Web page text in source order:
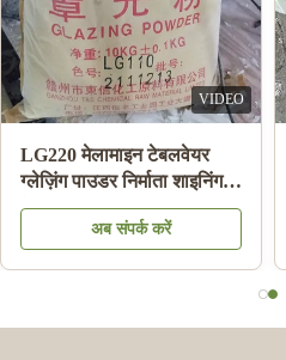
VIDEO
LG220 मेलामाइन टेबलवेयर
ग्लेज़िंग पाउडर निर्माता शाइनिंग
मेलामाइन प्लेट एचएस कोड
39092000 . के लिए
अब संपर्क करें